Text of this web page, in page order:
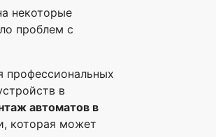
некоторые
проблем с
профессиональных
в
автоматов в
которая может